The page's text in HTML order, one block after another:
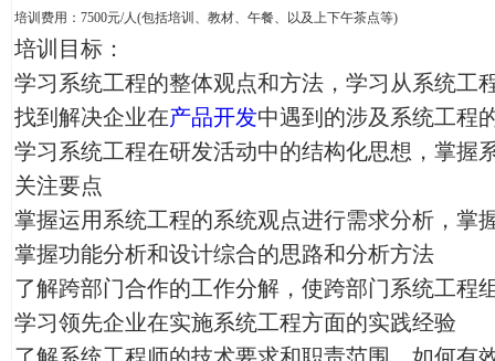
培训费用：7500元/人(包括培训、教材、午餐、以及上下午茶点等)
培训目标：
学习系统工程的整体观点和方法，学习从系统工
找到解决企业在产品开发中遇到的涉及系统工程
学习系统工程在研发活动中的结构化思想，掌握
关注要点
掌握运用系统工程的系统观点进行需求分析，掌
掌握功能分析和设计综合的思路和分析方法
了解跨部门合作的工作分解，使跨部门系统工程
学习领先企业在实施系统工程方面的实践经验